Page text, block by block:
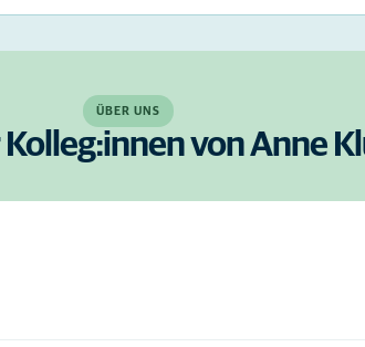
ÜBER UNS
Kolleg:innen von Anne